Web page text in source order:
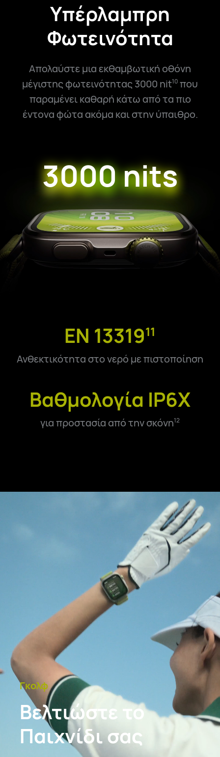
Υπέρλαμπρη
Φωτεινότητα
Απολαύστε μια εκθαμβωτική οθόνη
μέγιστης φωτεινότητας 3000 nit10 που
παραμένει καθαρή κάτω από τα πιο
έντονα φώτα ακόμα και στην ύπαιθρο.
3000 nits
EN 1331911
Ανθεκτικότητα στο νερό με πιστοποίηση
Βαθμολογία IP6X
για προστασία από την σκόνη12
Γκολφ
Βελτιώστε το
Παιχνίδι σας